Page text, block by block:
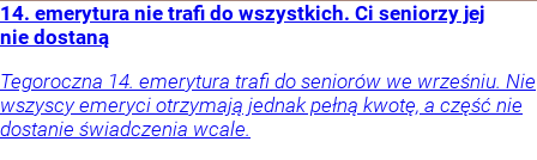
14. emerytura nie trafi do wszystkich. Ci seniorzy jej
nie dostaną
Tegoroczna 14. emerytura trafi do seniorów we wrześniu. Nie
wszyscy emeryci otrzymają jednak pełną kwotę, a część nie
dostanie świadczenia wcale.